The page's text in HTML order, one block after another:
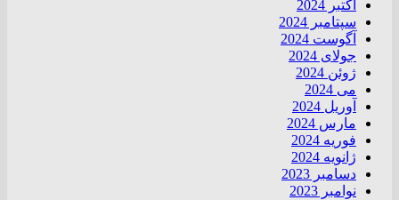
اکتبر 2024
سپتامبر 2024
آگوست 2024
جولای 2024
ژوئن 2024
می 2024
آوریل 2024
مارس 2024
فوریه 2024
ژانویه 2024
دسامبر 2023
نوامبر 2023